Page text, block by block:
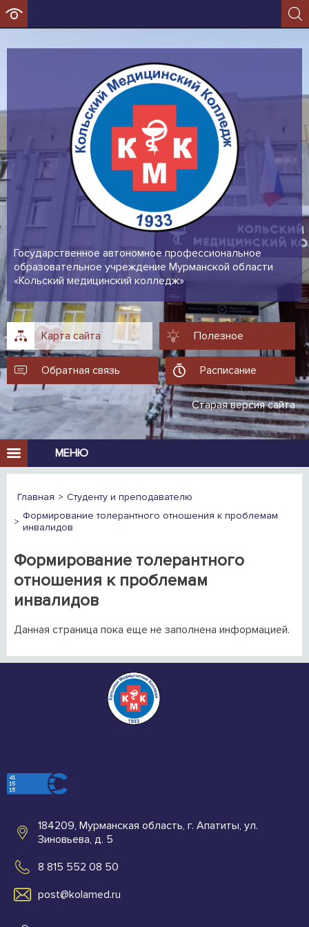
Государственное автономное профессиональное
образовательное учреждение Мурманской области
«Кольский медицинский колледж»
Карта сайта Полезное
Обратная связь Расписание
Старая версия сайта
МЕНЮ
Главная
Студенту и преподавателю
Формирование толерантного отношения к проблемам
инвалидов
Формирование толерантного
отношения к проблемам
инвалидов
Данная страница пока еще не заполнена информацией.
184209, Мурманская область, г. Апатиты, ул.
Зиновьева, д. 5
8 815 552 08 50
post@kolamed.ru